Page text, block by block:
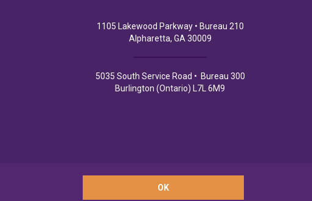
1105 Lakewood Parkway • Bureau 210
Alpharetta, GA 30009
5035 South Service Road • Bureau 300
Burlington (Ontario) L7L 6M9
OK